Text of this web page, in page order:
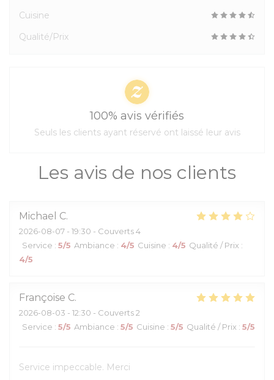
Les avis de nos clients
Michael C
2026-08-07 - 19:30 - Couverts 4
Service : 5/5 Ambiance : 4/5 Cuisine : 4/5 Qualité / Prix :
4/5
Françoise C
2026-08-03 - 12:30 - Couverts 2
Service : 5/5 Ambiance : 5/5 Cuisine : 5/5 Qualité / Prix : 5/5
Service impeccable. Merci
Cuisine
Qualité/Prix
100% avis vérifiés
Seuls les clients ayant réservé ont laissé leur avis